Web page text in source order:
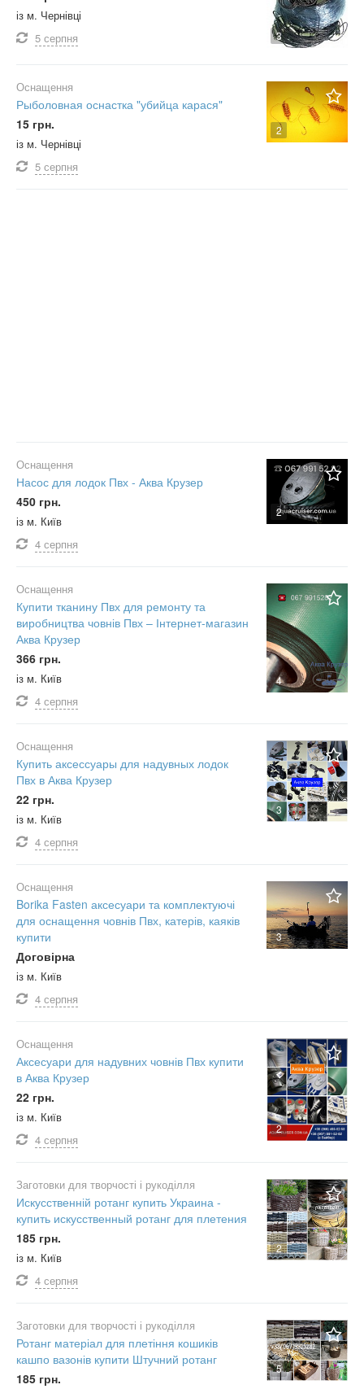
3
із м. Чернівці
5 серпня
2
Оснащення
Рыболовная оснастка "убийца карася"
15 грн.
із м. Чернівці
5 серпня
2
Оснащення
Насос для лодок Пвх - Аква Крузер
450 грн.
із м. Київ
4 серпня
4
Оснащення
Купити тканину Пвх для ремонту та
виробництва човнів Пвх – Інтернет-магазин
Аква Крузер
366 грн.
із м. Київ
4 серпня
3
Оснащення
Купить аксессуары для надувных лодок
Пвх в Аква Крузер
22 грн.
із м. Київ
4 серпня
3
Оснащення
Borika Fasten аксесуари та комплектуючі
для оснащення човнів Пвх, катерів, каяків
купити
Договірна
із м. Київ
4 серпня
2
Оснащення
Аксесуари для надувних човнів Пвх купити
в Аква Крузер
22 грн.
із м. Київ
4 серпня
2
Заготовки для творчості і рукоділля
Искусственній ротанг купить Украина -
купить искусственный ротанг для плетения
185 грн.
із м. Київ
4 серпня
5
Заготовки для творчості і рукоділля
Ротанг матеріал для плетіння кошиків
кашпо вазонів купити Штучний ротанг
185 грн.